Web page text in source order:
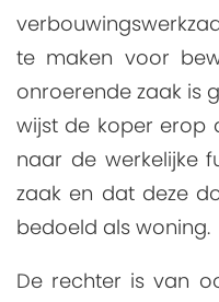
te maken voor
onroerende zaak is
wijst de koper erop
naar de werkelijke
zaak en dat deze
bedoeld als woning.
De rechter is van